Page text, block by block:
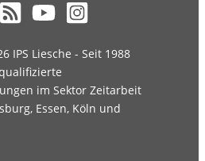
IPS Liesche - Seit 1988
im Sektor Zeitarbeit
Essen, Köln und